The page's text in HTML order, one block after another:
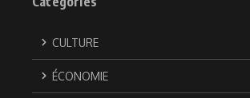
CULTURE
ÉCONOMIE